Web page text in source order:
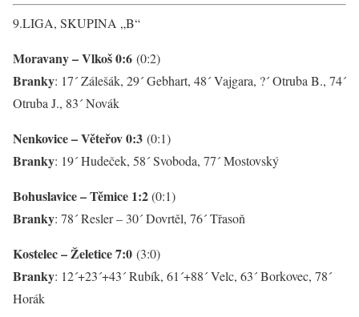
9.LIGA, SKUPINA „B“
Moravany – Vlkoš 0:6 (0:2)
Branky: 17´ Zálešák, 29´ Gebhart, 48´ Vajgara, ?´ Otruba B., 74´
Otruba J., 83´ Novák
Nenkovice – Věteřov 0:3 (0:1)
Branky: 19´ Hudeček, 58´ Svoboda, 77´ Mostovský
Bohuslavice – Těmice 1:2(0:1)
Branky: 78´ Resler – 30´ Dovrtěl, 76´ Třasoň
Kostelec – Želetice 7:0 (3:0)
Branky: 12´+23´+43´ Rubík, 61´+88´ Velc, 63´ Borkovec, 78´
Horák